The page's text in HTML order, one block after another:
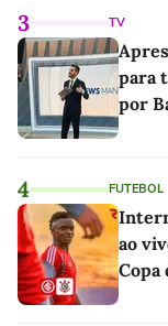
3 TV
para
por
4 FUTEBOL
ao
Copa